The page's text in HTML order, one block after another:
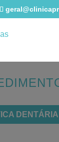
DENTÁRIA